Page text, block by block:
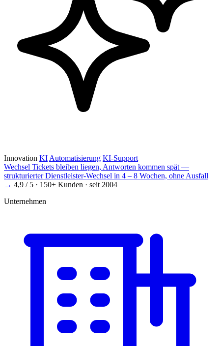
Innovation KI Automatisierung KI-Support
Wechsel Tickets bleiben liegen, Antworten kommen spät —
strukturierter Dienstleister-Wechsel in 4 – 8 Wochen, ohne Ausfall
→ 4,9 / 5 · 150+ Kunden · seit 2004
Unternehmen